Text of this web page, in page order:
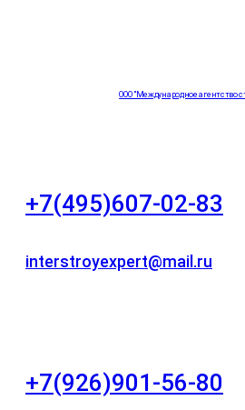
ООО "Международное агентство
+7(495)607-02-83
interstroyexpert@mail.ru
+7(926)901-56-80